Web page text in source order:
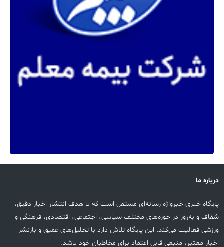
درباره ما
پایگاه خبری خبرواژه رسانه‌ای مستقل است که با هدف انتشار اخبار دقیق،
شفاف و به‌روز در حوزه‌های مختلف سیاسی، اجتماعی، اقتصادی، فرهنگی و
ورزشی فعالیت می‌کند. این پایگاه تلاش دارد با تحلیل‌های عمیق و بازنشر
اخبار معتبر، منبعی قابل اعتماد برای مخاطبان خود باشد.